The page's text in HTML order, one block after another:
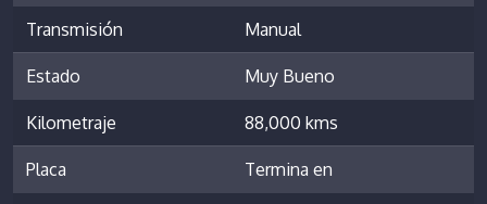
Transmisión Manual
Estado Muy Bueno
Kilometraje 88,000 kms
Placa Termina en